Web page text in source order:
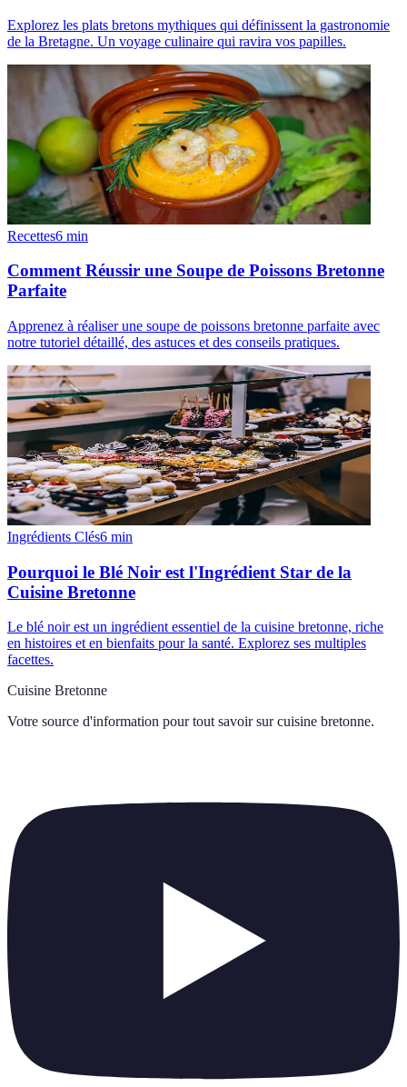
Explorez les plats bretons mythiques qui définissent la gastronomie
de la Bretagne. Un voyage culinaire qui ravira vos papilles.
Recettes6 min
Comment Réussir une Soupe de Poissons Bretonne
Parfaite
Apprenez à réaliser une soupe de poissons bretonne parfaite avec
notre tutoriel détaillé, des astuces et des conseils pratiques.
Ingrédients Clés6 min
Pourquoi le Blé Noir est l'Ingrédient Star de la
Cuisine Bretonne
Le blé noir est un ingrédient essentiel de la cuisine bretonne, riche
en histoires et en bienfaits pour la santé. Explorez ses multiples
facettes.
Cuisine Bretonne
Votre source d'information pour tout savoir sur cuisine bretonne.